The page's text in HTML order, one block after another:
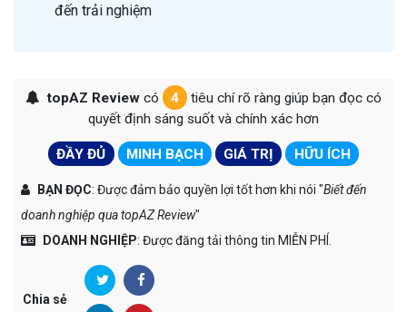
đến trải nghiệm
topAZ Reviewcó 4
tiêu chí rõ ràng giúp bạn đọc có
quyết định sáng suốt và chính xác hơn
ĐẦY ĐỦ MINH BẠCH GIÁ TRỊ HỮU ÍCH
BẠN ĐỌC: Được đảm bảo quyền lợi tốt hơn khi nói "Biết đến
doanh nghiệp qua topAZ Review"
DOANH NGHIỆP: Được đăng tải thông tin MIỄN PHÍ.
Chia sẻ